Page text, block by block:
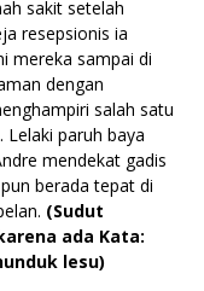
sakit setelah
resepsionis ia
mereka sampai di
dengan
salah satu
Lelaki paruh baya
mendekat gadis
berada tepat di
(Sudut
ada Kata:
lesu)